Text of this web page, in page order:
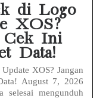
di Logo
XOS?
Cek Ini
Data!
XOS? Jangan
August 7, 2026
selesai mengunduh